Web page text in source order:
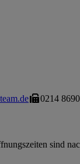
0214
sind